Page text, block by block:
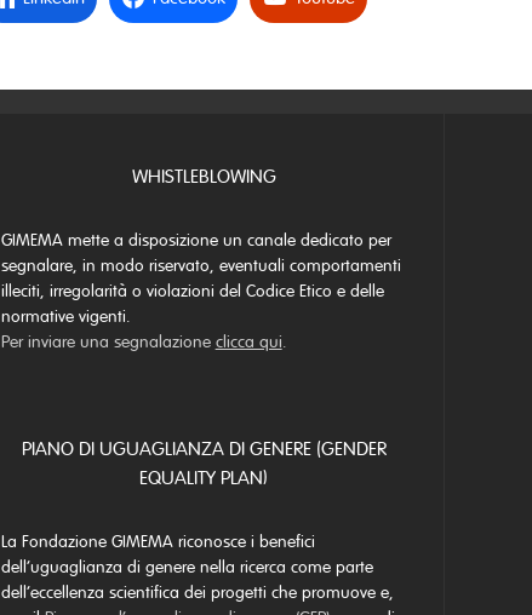
WHISTLEBLOWING
GIMEMA mette a disposizione un canale dedicato per
segnalare, in modo riservato, eventuali comportamenti
illeciti, irregolarità o violazioni del Codice Etico e delle
normative vigenti.
Per inviare una segnalazione clicca qui.
PIANO DI UGUAGLIANZA DI GENERE (GENDER
EQUALITY PLAN)
La Fondazione GIMEMA riconosce i benefici
dell’uguaglianza di genere nella ricerca come parte
dell’eccellenza scientifica dei progetti che promuove e,